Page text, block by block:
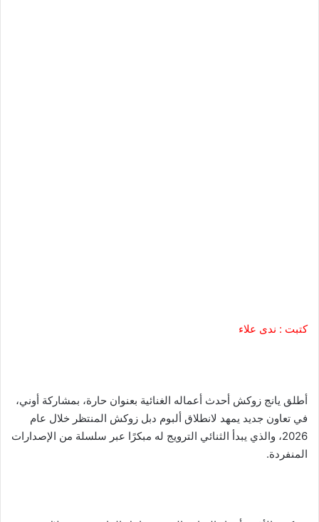
كتبت : ندى علاء
أطلق يانج زوكش أحدث أعماله الغنائية بعنوان حارة، بمشاركة أوني،
في تعاون جديد يمهد لانطلاق ألبوم دبل زوكش المنتظر خلال عام
2026، والذي يبدأ الثنائي الترويج له مبكرًا عبر سلسلة من الإصدارات
المنفردة.